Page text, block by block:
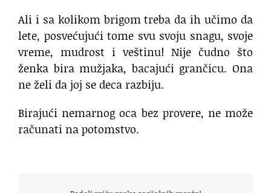
Ali i sa kolikom brigom treba da ih učimo da
lete, posvećujući tome svu svoju snagu, svoje
vreme, mudrost i veštinu! Nije čudno što
ženka bira mužjaka, bacajući grančicu. Ona
ne želi da joj se deca razbiju.
Birajući nemarnog oca bez provere, ne može
računati na potomstvo.